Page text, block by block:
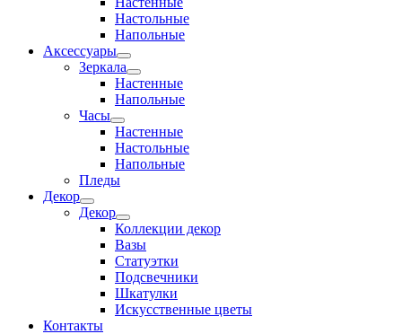
Настольные
Напольные
Аксессуары
Зеркала
Настенные
Напольные
Часы
Настенные
Настольные
Напольные
Пледы
Декор
Декор
Коллекции декор
Вазы
Статуэтки
Подсвечники
Шкатулки
Искусственные цветы
Контакты